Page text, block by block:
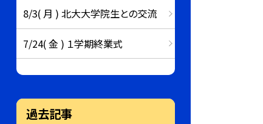
8/3( 月 ) 北大大学院生との交流
7/24( 金 ) １学期終業式
過去記事